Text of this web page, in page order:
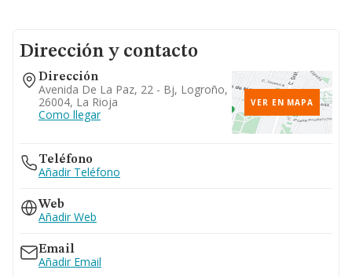
Dirección y contacto
Dirección
Avenida De La Paz, 22 - Bj, Logroño,
26004, La Rioja
Como llegar
VER EN MAPA
Teléfono
Añadir Teléfono
Web
Añadir Web
Email
Añadir Email